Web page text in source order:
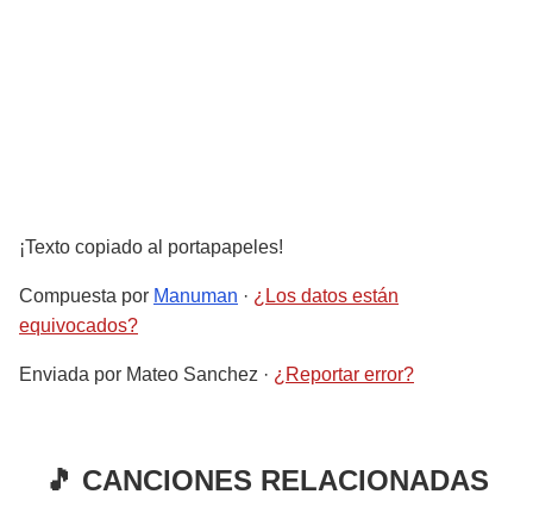
¡Texto copiado al portapapeles!
Compuesta por Manuman · ¿Los datos están
equivocados?
Enviada por Mateo Sanchez · ¿Reportar error?
🎵 CANCIONES RELACIONADAS